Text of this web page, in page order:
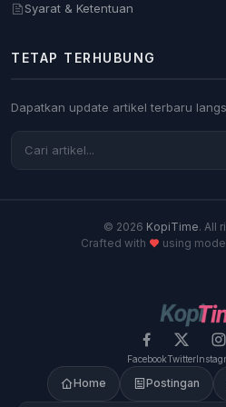
Syarat & Ketentuan
TETAP TERHUBUNG
Dapatkan update artikel terbaru
© 2026 KopiTime. All
Crafted with
using
FacebookTwitter
Home Postingan